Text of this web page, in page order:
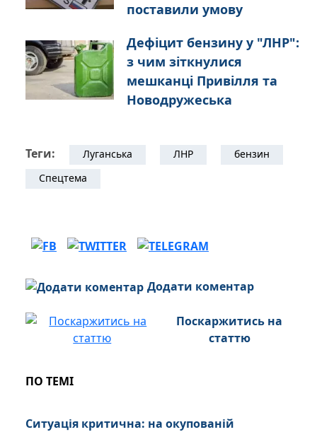
поставили умову
Дефіцит бензину у "ЛНР":
з чим зіткнулися
мешканці Привілля та
Новодружеська
Теги: Луганська ЛНР
бензин
Спецтема
Додати коментар
Поскаржитись на
статтю
ПО ТЕМІ
Ситуація критична: на окупованій